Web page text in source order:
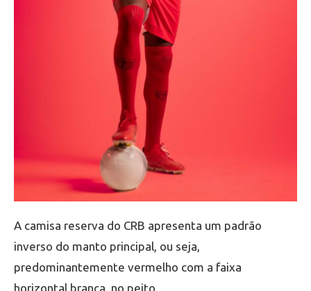
A camisa reserva do CRB apresenta um padrão
inverso do manto principal, ou seja,
predominantemente vermelho com a faixa
horizontal branca, no peito.